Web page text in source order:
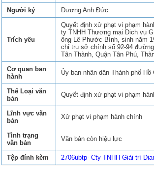
Người ký
Dương Anh Đức
Trích yếu
Quyết định xử phạt vi phạm
ty TNHH Thương mại Dịch vụ
ông Lê Phước Bình, sinh năm
chỉ trụ sở chính số 92-94
Tân Thành, Quận Tân Phú,
Cơ quan ban
hành
Ủy ban nhân dân Thành phố Hồ
Thể Loại văn
bản
Quyết định xử phạt vi phạm
Lĩnh vực văn
bản
Xử phạt vi phạm hành chính
Tình trạng
văn bản
Văn bản còn hiệu lực
Tệp đính kèm 2706ubtp- Cty TNHH Giải trí